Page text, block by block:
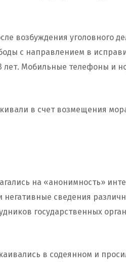
возбуждения уголовного
с направлением в
лет. Мобильные телефоны и
в счет возмещения
на «анонимность»
негативные сведения
государственных
в содеянном и